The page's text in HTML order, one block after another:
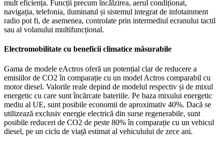
mult eficiența. Funcții precum încălzirea, aerul condiționat,
navigația, telefonia, iluminatul și sistemul integrat de infotainment
radio pot fi, de asemenea, controlate prin intermediul ecranului tactil
sau al volanului multifuncțional.
Electromobilitate cu beneficii climatice măsurabile
Gama de modele eActros oferă un potențial clar de reducere a
emisiilor de CO2 în comparație cu un model Actros comparabil cu
motor diesel. Valorile reale depind de modelul respectiv și de mixul
energetic cu care sunt încărcate bateriile. Pe baza mixului energetic
mediu al UE, sunt posibile economii de aproximativ 40%. Dacă se
utilizează exclusiv energie electrică din surse regenerabile, sunt
posibile reduceri de CO2 de peste 80% în comparație cu un vehicul
diesel, pe un ciclu de viață estimat al vehiculului de zece ani.